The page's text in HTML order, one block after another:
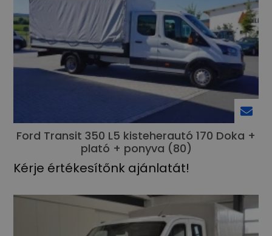
Ford Transit 350 L5 kisteherautó 170 Doka +
plató + ponyva (80)
Kérje értékesítőnk ajánlatát!